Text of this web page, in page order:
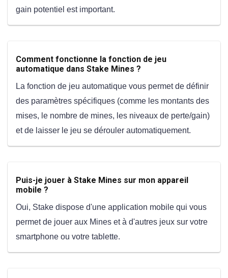
gain potentiel est important.
Comment fonctionne la fonction de jeu
automatique dans Stake Mines ?
La fonction de jeu automatique vous permet de définir
des paramètres spécifiques (comme les montants des
mises, le nombre de mines, les niveaux de perte/gain)
et de laisser le jeu se dérouler automatiquement.
Puis-je jouer à Stake Mines sur mon appareil
mobile ?
Oui, Stake dispose d'une application mobile qui vous
permet de jouer aux Mines et à d'autres jeux sur votre
smartphone ou votre tablette.